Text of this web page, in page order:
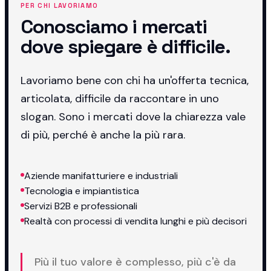
PER CHI LAVORIAMO
Conosciamo i mercati
dove spiegare è difficile.
Lavoriamo bene con chi ha un'offerta tecnica,
articolata, difficile da raccontare in uno
slogan. Sono i mercati dove la chiarezza vale
di più, perché è anche la più rara.
Aziende manifatturiere e industriali
Tecnologia e impiantistica
Servizi B2B e professionali
Realtà con processi di vendita lunghi e più decisori
Più il tuo valore è complesso, più c'è da